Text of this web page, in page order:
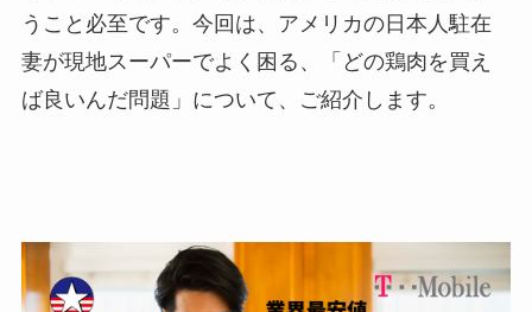
うこと必至です。今回は、アメリカの日本人駐在
妻が現地スーパーでよく困る、「どの鶏肉を買え
ば良いんだ問題」について、ご紹介します。